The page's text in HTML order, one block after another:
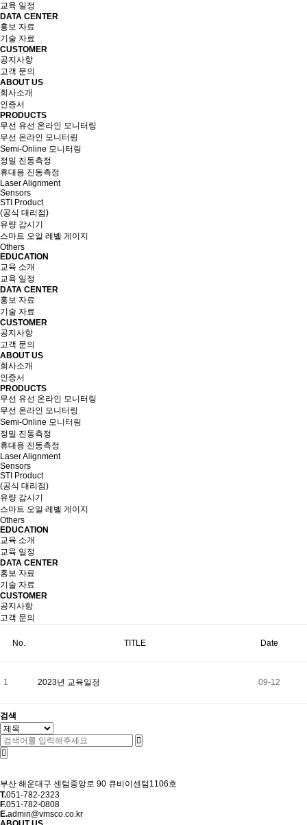
교육 일정
DATA CENTER
홍보 자료
기술 자료
CUSTOMER
공지사항
고객 문의
ABOUT US
회사소개
인증서
PRODUCTS
무선 유선 온라인 모니터링
무선 온라인 모니터링
Semi-Online 모니터링
정밀 진동측정
휴대용 진동측정
Laser Alignment
Sensors
STI Product
(공식 대리점)
유량 감시기
스마트 오일 레벨 게이지
Others
EDUCATION
교육 소개
교육 일정
DATA CENTER
홍보 자료
기술 자료
CUSTOMER
공지사항
고객 문의
ABOUT US
회사소개
인증서
PRODUCTS
무선 유선 온라인 모니터링
무선 온라인 모니터링
Semi-Online 모니터링
정밀 진동측정
휴대용 진동측정
Laser Alignment
Sensors
STI Product
(공식 대리점)
유량 감시기
스마트 오일 레벨 게이지
Others
EDUCATION
교육 소개
교육 일정
DATA CENTER
홍보 자료
기술 자료
CUSTOMER
공지사항
고객 문의
No. TITLE Date
1 2023년 교육일정 09-12
검색
부산 해운대구 센텀중앙로 90 큐비이센텀1106호
T.051-782-2323
F.051-782-0808
E.admin@vmsco.co.kr